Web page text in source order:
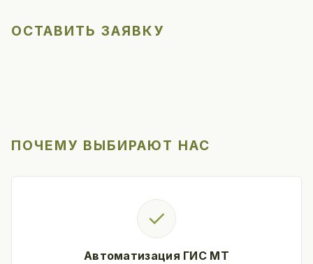
ОСТАВИТЬ ЗАЯВКУ
ПОЧЕМУ ВЫБИРАЮТ НАС
✓
Автоматизация ГИС МТ